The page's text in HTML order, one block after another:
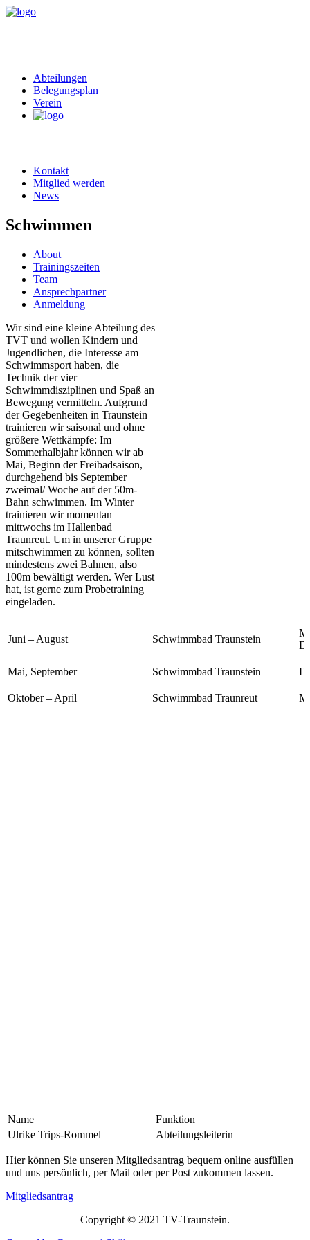
Abteilungen
Belegungsplan
Verein
Kontakt
Mitglied werden
News
Schwimmen
About
Trainingszeiten
Team
Ansprechpartner
Anmeldung
Wir sind eine kleine Abteilung des
TVT und wollen Kindern und
Jugendlichen, die Interesse am
Schwimmsport haben, die
Technik der vier
Schwimmdisziplinen und Spaß an
Bewegung vermitteln. Aufgrund
der Gegebenheiten in Traunstein
trainieren wir saisonal und ohne
größere Wettkämpfe: Im
Sommerhalbjahr können wir ab
Mai, Beginn der Freibadsaison,
durchgehend bis September
zweimal/ Woche auf der 50m-
Bahn schwimmen. Im Winter
trainieren wir momentan
mittwochs im Hallenbad
Traunreut. Um in unserer Gruppe
mitschwimmen zu können, sollten
mindestens zwei Bahnen, also
100m bewältigt werden. Wer Lust
hat, ist gerne zum Probetraining
eingeladen.
Juni – August Schwimmbad Traunstein
Mai, September Schwimmbad Traunstein
Oktober – April Schwimmbad Traunreut
Name
Funktion
Ulrike Trips-Rommel
Abteilungsleiterin
Hier können Sie unseren Mitgliedsantrag bequem online ausfüllen
und uns persönlich, per Mail oder per Post zukommen lassen.
Mitgliedsantrag
Copyright © 2021 TV-Traunstein.